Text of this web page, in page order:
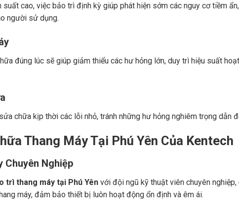
suất cao, việc bảo trì định kỳ giúp phát hiện sớm các nguy cơ tiềm
người sử dụng.
đúng lúc sẽ giúp giảm thiểu các hư hỏng lớn, duy trì hiệu suất
chữa kịp thời các lỗi nhỏ, tránh những hư hỏng nghiêm trọng dẫn
Thang Máy Tại Phú Yên Của Kentech
Chuyên Nghiệp
trì thang máy tại Phú Yênvới đội ngũ kỹ thuật viên chuyên nghiệp,
máy, đảm bảo thiết bị luôn hoạt động ổn định và êm ái.